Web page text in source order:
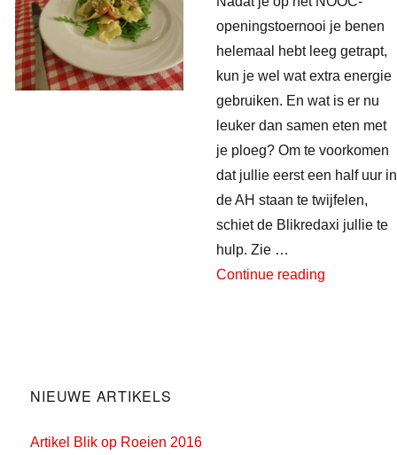
openingstoernooi je benen
helemaal hebt leeg getrapt,
kun je wel wat extra energie
gebruiken. En wat is er nu
leuker dan samen eten met
je ploeg? Om te voorkomen
dat jullie eerst een half uur in
de AH staan te twijfelen,
schiet de Blikredaxi jullie te
hulp. Zie …
Continue reading
NIEUWE ARTIKELS
Artikel Blik op Roeien 2016